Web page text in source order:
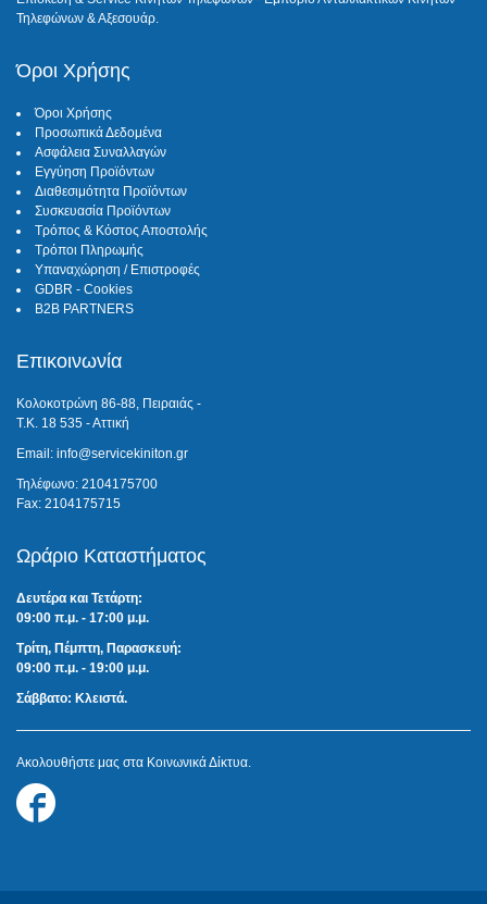
Τηλεφώνων & Αξεσουάρ.
Όροι Χρήσης
Όροι Χρήσης
Προσωπικά Δεδομένα
Ασφάλεια Συναλλαγών
Εγγύηση Προϊόντων
Διαθεσιμότητα Προϊόντων
Συσκευασία Προϊόντων
Τρόπος & Κόστος Αποστολής
Τρόποι Πληρωμής
Υπαναχώρηση / Επιστροφές
GDBR - Cookies
B2B PARTNERS
Επικοινωνία
Κολοκοτρώνη 86-88, Πειραιάς -
Τ.Κ. 18 535 - Αττική
Email: info@servicekiniton.gr
Τηλέφωνο: 2104175700
Fax: 2104175715
Ωράριο Καταστήματος
Δευτέρα και Τετάρτη:
09:00 π.μ. - 17:00 μ.μ.
Τρίτη, Πέμπτη, Παρασκευή:
09:00 π.μ. - 19:00 μ.μ.
Σάββατο: Κλειστά.
Ακολουθήστε μας στα Κοινωνικά Δίκτυα.
us